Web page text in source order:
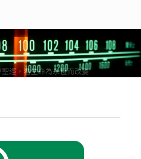
經，看生命為永恆而改變